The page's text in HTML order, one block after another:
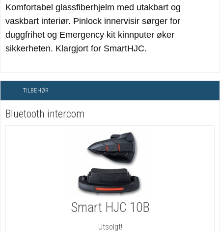
Komfortabel glassfiberhjelm med utakbart og
vaskbart interiør. Pinlock innervisir sørger for
duggfrihet og Emergency kit kinnputer øker
sikkerheten. Klargjort for SmartHJC.
TILBEHØR
Bluetooth intercom
Smart HJC 10B
Utsolgt!